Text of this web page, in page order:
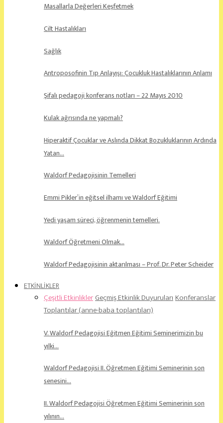
Masallarla Değerleri Keşfetmek
Cilt Hastalıkları
Sağlık
Antroposofinin Tıp Anlayışı: Çocukluk Hastalıklarının Anlamı
Şifalı pedagoji konferans notları – 22 Mayıs 2010
Kulak ağrısında ne yapmalı?
Hiperaktif Çocuklar ve Aslında Dikkat Bozukluklarının Ardında
Yatan…
Waldorf Pedagojisinin Temelleri
Emmi Pikler’in eğitsel ilhamı ve Waldorf Eğitimi
Yedi yaşam süreci, öğrenmenin temelleri.
Waldorf Öğretmeni Olmak…
Waldorf Pedagojisinin aktarılması – Prof. Dr. Peter Scheider
ETKİNLİKLER
Çeşitli EtkinliklerGeçmiş Etkinlik DuyurularıKonferanslar
Toplantılar (anne-baba toplantıları)
V. Waldorf Pedagojisi Eğitmen Eğitimi Seminerimizin bu
yılki…
Waldorf Pedagojisi II. Öğretmen Eğitimi Seminerinin son
senesini…
II. Waldorf Pedagojisi Öğretmen Eğitimi Seminerinin son
yılının…